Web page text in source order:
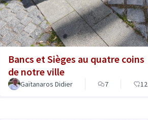
Bancs et Sièges au quatre coins
de notre ville
Gaïtanaros Didier 7 12